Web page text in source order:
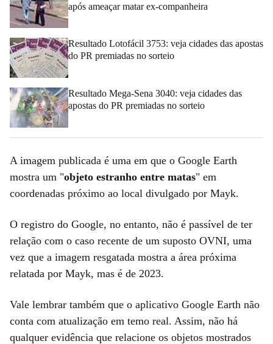
após ameaçar matar ex-companheira
Resultado Lotofácil 3753: veja cidades das apostas
do PR premiadas no sorteio
Resultado Mega-Sena 3040: veja cidades das
apostas do PR premiadas no sorteio
A imagem publicada é uma em que o Google Earth
mostra um "objeto estranho entre matas" em
coordenadas próximo ao local divulgado por Mayk.
O registro do Google, no entanto, não é passível de ter
relação com o caso recente de um suposto OVNI, uma
vez que a imagem resgatada mostra a área próxima
relatada por Mayk, mas é de 2023.
Vale lembrar também que o aplicativo Google Earth não
conta com atualização em temo real. Assim, não há
qualquer evidência que relacione os objetos mostrados